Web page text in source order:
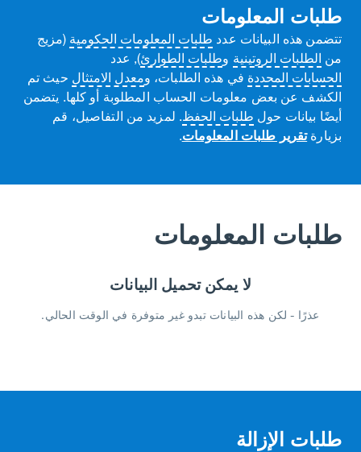
طلبات المعلومات
تتضمن هذه البيانات عدد طلبات المعلومات الحكومية (مزيج
من الطلبات الروتينية وطلبات الطوارئ), عدد
الحسابات المحددة في هذه الطلبات، ومعدل الامتثال حيث تم
الكشف عن بعض معلومات الحساب المطلوبة أو كلها. يتضمن
أيضًا بيانات حول طلبات الحفظ. لمزيد من التفاصيل، قم
بزيارةتقرير طلبات المعلومات.
طلبات المعلومات
لا يمكن تحميل البيانات
عذرًا - لكن هذه البيانات تبدو غير متوفرة في الوقت الحالي.
طلبات الإزالة